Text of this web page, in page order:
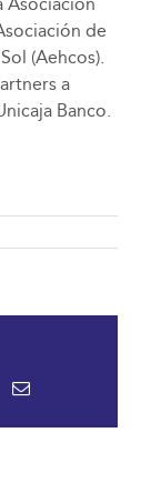
de
(Aehcos).
a
Banco.
Email